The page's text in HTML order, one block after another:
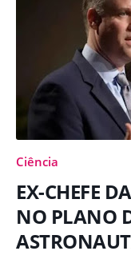
Ciência
EX-CHEFE
NO PLANO